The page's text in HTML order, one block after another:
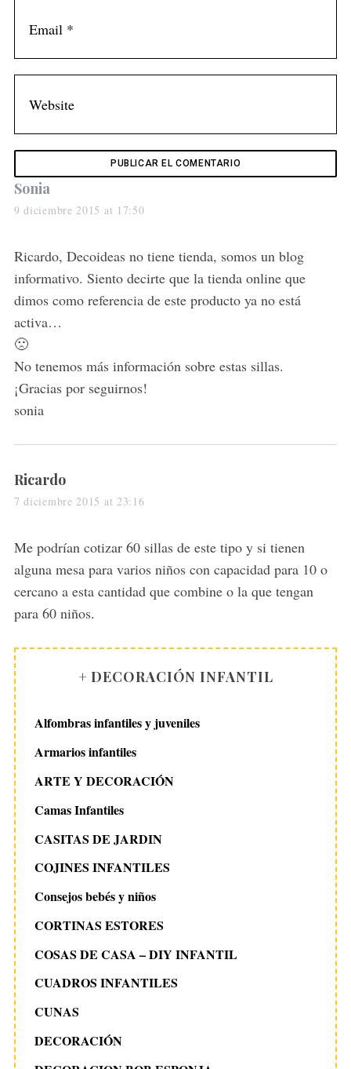
s
a
s
:
Sonia
9 diciembre 2015 at 17:50
Ricardo, Decoideas no tiene tienda, somos un blog
informativo. Siento decirte que la tienda online que
dimos como referencia de este producto ya no está
activa…
🙁
No tenemos más información sobre estas sillas.
¡Gracias por seguirnos!
sonia
s
a
s
:
Ricardo
7 diciembre 2015 at 23:16
Me podrían cotizar 60 sillas de este tipo y si tienen
alguna mesa para varios niños con capacidad para 10 o
cercano a esta cantidad que combine o la que tengan
para 60 niños.
+ DECORACIÓN INFANTIL
Alfombras infantiles y juveniles
Armarios infantiles
ARTE Y DECORACIÓN
Camas Infantiles
CASITAS DE JARDIN
COJINES INFANTILES
Consejos bebés y niños
CORTINAS ESTORES
COSAS DE CASA – DIY INFANTIL
CUADROS INFANTILES
CUNAS
DECORACIÓN